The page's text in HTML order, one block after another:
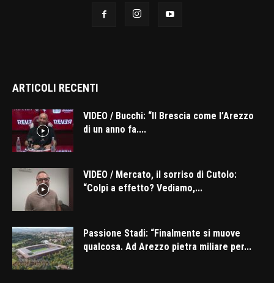
ARTICOLI RECENTI
VIDEO / Bucchi: “Il Brescia come l’Arezzo
di un anno fa....
VIDEO / Mercato, il sorriso di Cutolo:
“Colpi a effetto? Vediamo,...
Passione Stadi: “Finalmente si muove
qualcosa. Ad Arezzo pietra miliare per...